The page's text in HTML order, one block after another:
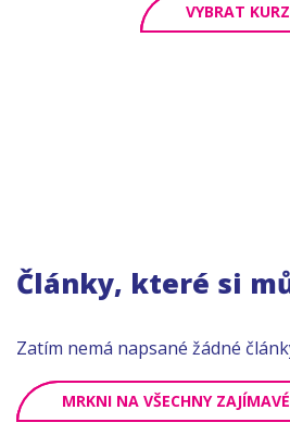
VYBRAT KURZ
Články, které si
Zatím nemá napsané žádné
MRKNI NA VŠECHNY